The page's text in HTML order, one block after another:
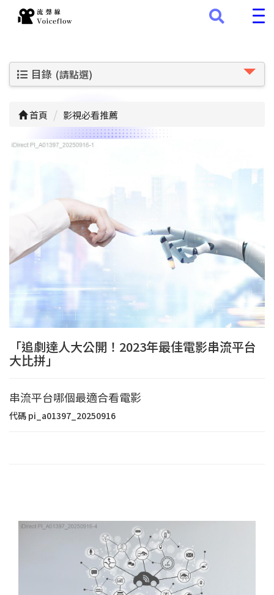
目錄 (請點選)
首頁 影視必看推薦
「追劇達人大公開！2023年最佳電影串流平台
大比拼」
串流平台哪個最適合看電影
代碼 pi_a01397_20250916